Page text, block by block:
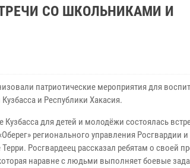
СО ШКОЛЬНИКАМИ И
патриотические мероприятия для
и Республики Хакасия.
Кузбасса для детей и молодёжи состоялась
регионального управления Росгвардии и
Росгвардеец рассказал ребятам о своей
наравне с людьми выполняет боевые